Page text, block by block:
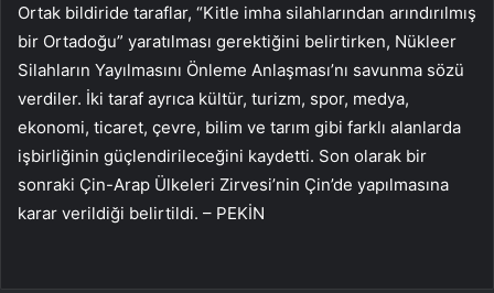
Ortak bildiride taraflar, “Kitle imha silahlarından arındırılmış
bir Ortadoğu” yaratılması gerektiğini belirtirken, Nükleer
Silahların Yayılmasını Önleme Anlaşması’nı savunma sözü
verdiler. İki taraf ayrıca kültür, turizm, spor, medya,
ekonomi, ticaret, çevre, bilim ve tarım gibi farklı alanlarda
işbirliğinin güçlendirileceğini kaydetti. Son olarak bir
sonraki Çin-Arap Ülkeleri Zirvesi’nin Çin’de yapılmasına
karar verildiği belirtildi. – PEKİN